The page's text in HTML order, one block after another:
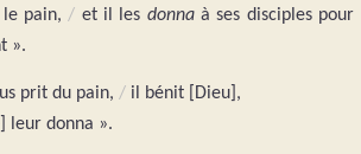
pain, / et il les donnaà ses disciples pour
».
prit du pain, / il bénit [Dieu],
leur donna ».